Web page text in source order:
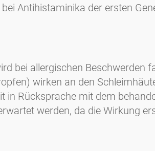
Antihistaminika der ersten
bei allergischen Beschwerden
wirken an den
in Rücksprache mit dem
werden, da die Wirkung